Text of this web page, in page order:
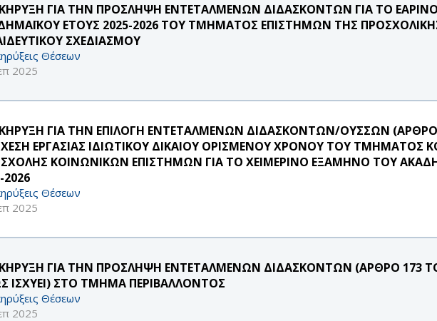
ΓΙΑ ΤΗΝ ΠΡΟΣΛΗΨΗ ΕΝΤΕΤΑΛΜΕΝΩΝ ΔΙΔΑΣΚΟΝΤΩΝ ΓΙΑ ΤΟ
ΕΤΟΥΣ 2025-2026 ΤΟΥ ΤΜΗΜΑΤΟΣ ΕΠΙΣΤΗΜΩΝ ΤΗΣ
ΣΧΕΔΙΑΣΜΟΥ
Θέσεων
2025
ΓΙΑ ΤΗΝ ΕΠΙΛΟΓΗ ΕΝΤΕΤΑΛΜΕΝΩΝ ΔΙΔΑΣΚΟΝΤΩΝ/ΟΥΣΣΩΝ (ΑΡΘΡΟ
ΕΡΓΑΣΙΑΣ ΙΔΙΩΤΙΚΟΥ ΔΙΚΑΙΟΥ ΟΡΙΣΜΕΝΟΥ ΧΡΟΝΟΥ ΤΟΥ ΤΜΗΜΑΤΟΣ
ΚΟΙΝΩΝΙΚΩΝ ΕΠΙΣΤΗΜΩΝ ΓΙΑ ΤΟ ΧΕΙΜΕΡΙΝΟ ΕΞΑΜΗΝΟ ΤΟΥ
2026
Θέσεων
2025
ΓΙΑ ΤΗΝ ΠΡΟΣΛΗΨΗ ΕΝΤΕΤΑΛΜΕΝΩΝ ΔΙΔΑΣΚΟΝΤΩΝ (ΑΡΘΡΟ 173
ΙΣΧΥΕΙ) ΣΤΟ ΤΜΗΜΑ ΠΕΡΙΒΑΛΛΟΝΤΟΣ
Θέσεων
2025